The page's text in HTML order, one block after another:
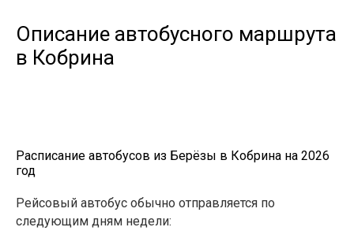
Описание автобусного маршрута
в Кобрина
Расписание автобусов из Берёзы в Кобрина на 2026
год
Рейсовый автобус обычно отправляется по
следующим дням недели: